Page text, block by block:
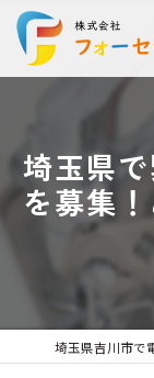
埼玉県
を募集